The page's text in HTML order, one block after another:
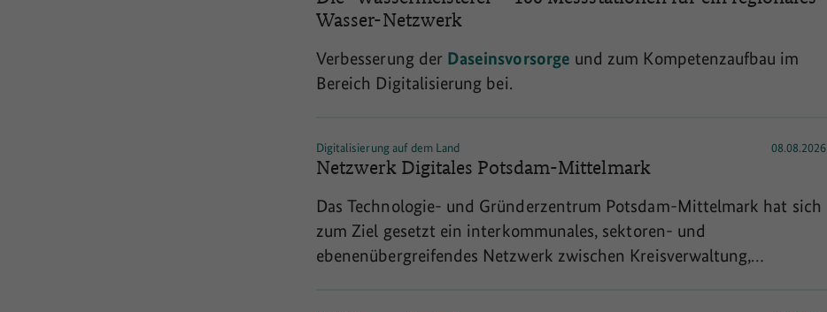
Wasser-Netzwerk
Verbesserung der Daseinsvorsorge und zum Kompetenzaufbau im
Bereich Digitalisierung bei.
Digitalisierung auf dem Land 08.08.2026
Netzwerk Digitales Potsdam-Mittelmark
Das Technologie- und Gründerzentrum Potsdam-Mittelmark hat sich
zum Ziel gesetzt ein interkommunales, sektoren- und
ebenenübergreifendes Netzwerk zwischen Kreisverwaltung,